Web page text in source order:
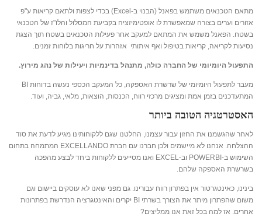
מתאם הטכנאים משתמש בפאנל (הבנוי ב-Excel) בכדי לצפות ולתאם קריאות ע"פ
אזורים וערים בצורה שמאפשרת לו אופטימיזציה בקביעת המסלול והלו"ז של הטכנאי
בשטח. הפאנל משמש את המתאם למעקב אחר פעילות הטכנאים בשטח תוך הצגת
נסיעות לקריאה, קריאות בטיפול ואף איתותי אזהרות על חריגות בלוחות זמנים.
התפעול היומיומי של החברה כולה, מתנהל בדינמיות ויעילות של נהג מירוץ.
מעבר לתפעול היומיומי של שרשרת האספקה, כל המעקב הכספי נעשה בדוחות BI
המתעדכנים בזמן אמת ומציגים מרכזי רווח, הכנסות, הוצאות, מלאי, גביה, ועוד.
האסטרטגיה הטובה ביותר
לאחר שהגשמנו את החזון עבור עצמנו, החלטנו שגם ללקוחותינו מגיע לדעת את סוד
ההצלחה. אנחנו לא מיישמים ולכן חברנו עם חברת EXCELLANDO המתמחה בתחום
השימוש ב-POWERBI וב-EXCEL ואנו מסייעים ללקוחות ביחד לבצע מהפכה
בשרשרת האספקה שלהם.
בינינו, כאינטגרטור אין בפתרון רווח עבורינו. גם מפני שאנו לא עוסקים ביישום וגם
משום שהפתרון מיתר את הצורך בשרתי BI יקרים והאינטגרציה הנדרשת בפתרונות
אחרים. אז למה בכל זאת אנו ממליצים?